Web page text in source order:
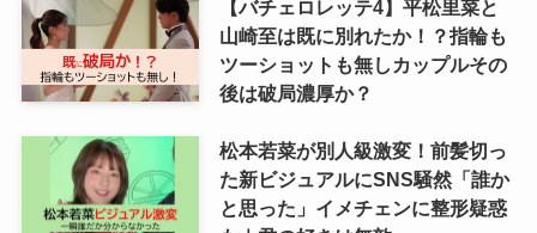
【バチェロレッテ4】平松里菜と
山崎至は既に別れたか！？指輪も
ツーショットも無しカップルその
後は破局濃厚か？
松本若菜が別人級激変！前髪切っ
た新ビジュアルにSNS騒然「誰か
と思った」イメチェンに整形疑惑